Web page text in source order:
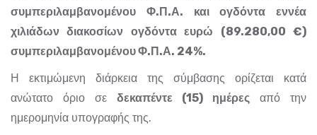
συμπεριλαμβανομένου Φ.Π.Α. και ογδόντα εννέα
χιλιάδων διακοσίων ογδόντα ευρώ (89.280,00 €)
συμπεριλαμβανομένου Φ.Π.Α. 24%.
Η εκτιμώμενη διάρκεια της σύμβασης ορίζεται κατά
ανώτατο όριο σε δεκαπέντε (15) ημέρες από την
ημερομηνία υπογραφής της.